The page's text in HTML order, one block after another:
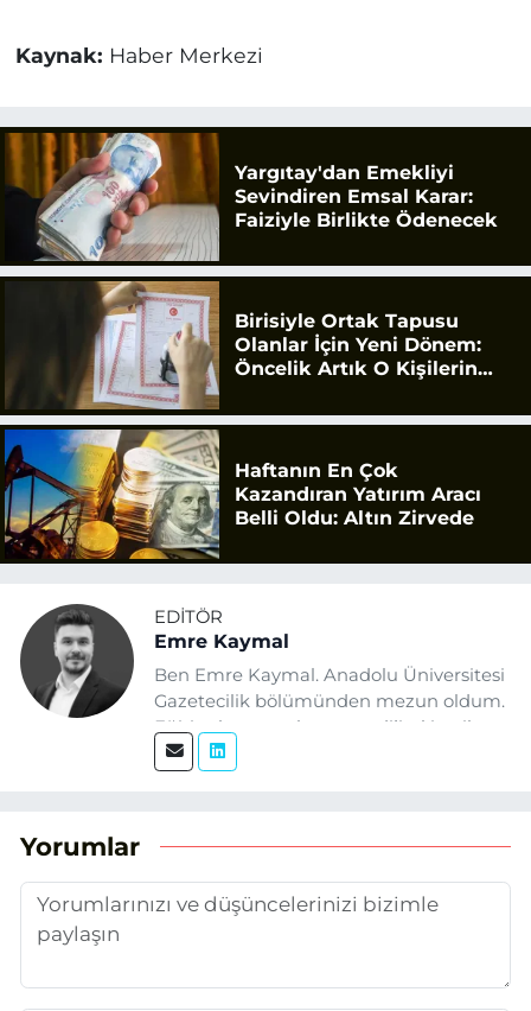
Kaynak: Haber Merkezi
Yargıtay'dan Emekliyi
Sevindiren Emsal Karar:
Faiziyle Birlikte Ödenecek
Birisiyle Ortak Tapusu
Olanlar İçin Yeni Dönem:
Öncelik Artık O Kişilerin
Haftanın En Çok
Kazandıran Yatırım Aracı
Belli Oldu: Altın Zirvede
EDITÖR
Emre Kaymal
Ben Emre Kaymal. Anadolu Üniversitesi
Gazetecilik bölümünden mezun oldum.
Eğitim hayatım boyunca dijital içerik
üretimi ve arama motoru
temel alıyorum.
Yorumlar